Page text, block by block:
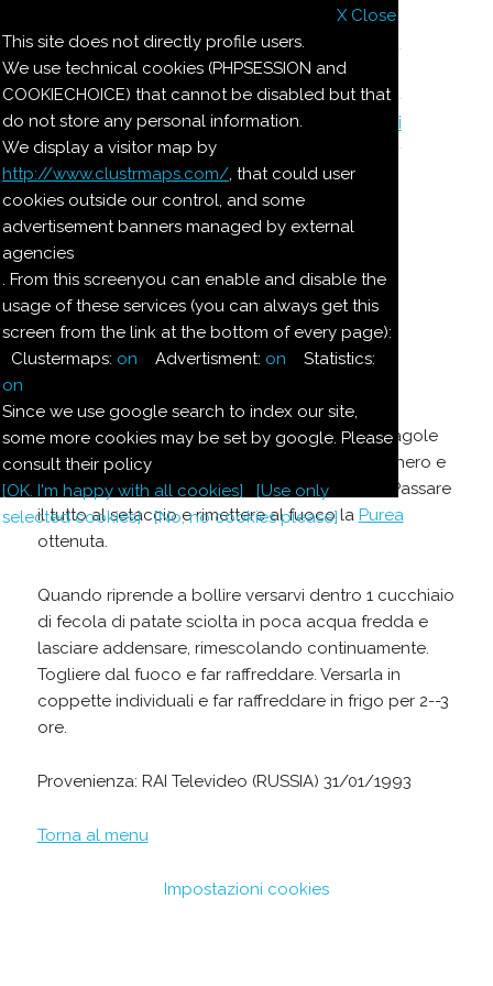
X Close
This site does not directly profile users.
We use technical cookies (PHPSESSION and
COOKIECHOICE) that cannot be disabled but that
do not store any personal information.
We display a visitor map by
http://www.clustrmaps.com/, that could user
cookies outside our control, and some
advertisement banners managed by external
agencies
. From this screenyou can enable and disable the
usage of these services (you can always get this
screen from the link at the bottom of every page):
Clustermaps: on Advertisment: on Statistics:
on
Since we use google search to index our site,
some more cookies may be set by google. Please
consult their policy
[OK. I'm happy with all cookies]
[Use only
selected cookies]
[No, no cookies please]
Le ricette di Pierre
Il quaderno di casa Magnaghi-Zorzoli
Le ricette di Pierre
KISEL (PUREA DI
FRUTTA)
In una casseruola smaltata versare800g di fragole
pulite, 2 tazze d'acqua fredda, 1 tazza di zucchero e
portare al fuoco. Far sobbollire per 10 minuti. Passare
il tutto al setaccio e rimettere al fuoco la Purea
ottenuta.
Quando riprende a bollire versarvi dentro 1 cucchiaio
di fecola di patate sciolta in poca acqua fredda e
lasciare addensare, rimescolando continuamente.
Togliere dal fuoco e far raffreddare. Versarla in
coppette individuali e far raffreddare in frigo per 2--3
ore.
Provenienza: RAI Televideo (RUSSIA) 31/01/1993
Torna al menu
Impostazioni cookies